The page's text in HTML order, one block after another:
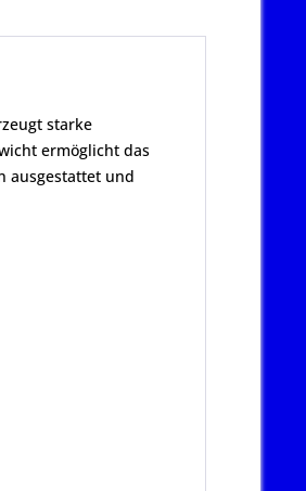
starke
ermöglicht das
ausgestattet und